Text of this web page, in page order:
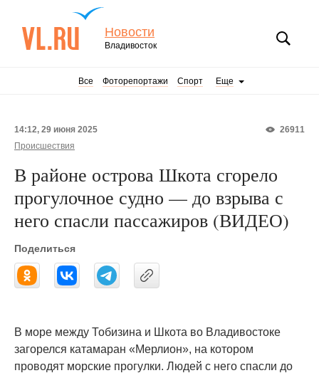
Новости
Владивосток
Все Фоторепортажи Спорт Еще
26911
14:12, 29 июня 2025
Происшествия
В районе острова Шкота сгорело
прогулочное судно — до взрыва с
него спасли пассажиров (ВИДЕО)
Поделиться
В море между Тобизина и Шкота во Владивостоке
загорелся катамаран «Мерлион», на котором
проводят морские прогулки. Людей с него спасли до